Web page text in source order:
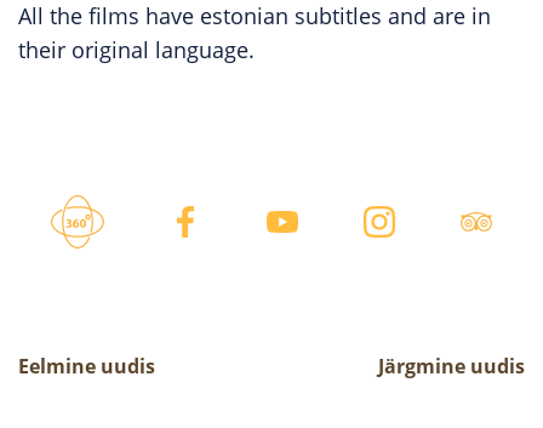
All the films have estonian subtitles and are in
their original language.
Eelmine uudis Järgmine uudis